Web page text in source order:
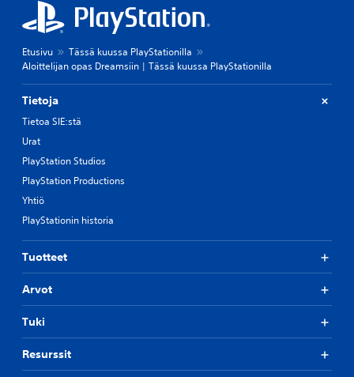
Etusivu
Tässä kuussa PlayStationilla
Aloittelijan opas Dreamsiin | Tässä kuussa PlayStationilla
Tietoja
Tietoa SIE:stä
Urat
PlayStation Studios
PlayStation Productions
Yhtiö
PlayStationin historia
Tuotteet
Arvot
Tuki
Resurssit